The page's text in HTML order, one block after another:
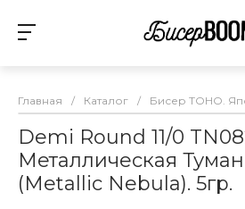
Главная / Каталог / Бисер TOHO.
Demi Round 11/0
Металлическая
(Metallic Nebula). 5гр.